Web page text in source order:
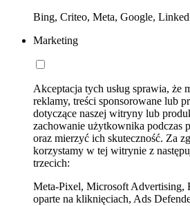
Bing, Criteo, Meta, Google,
Marketing
Akceptacja tych usług sprawia, że
reklamy, treści sponsorowane lub
dotyczące naszej witryny lub
zachowanie użytkownika podczas
oraz mierzyć ich skuteczność. Za
korzystamy w tej witrynie z
trzecich:
Meta-Pixel, Microsoft Advertising,
oparte na kliknięciach, Ads